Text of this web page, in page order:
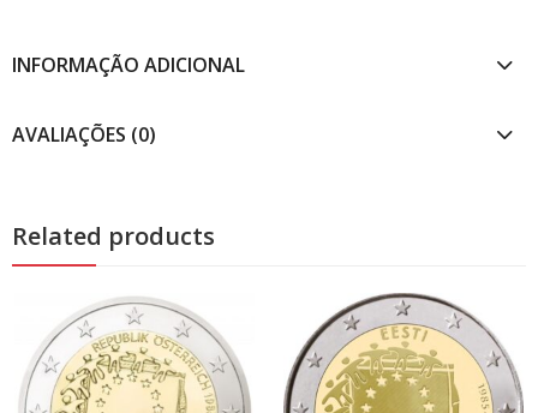
INFORMAÇÃO ADICIONAL
AVALIAÇÕES (0)
Related products